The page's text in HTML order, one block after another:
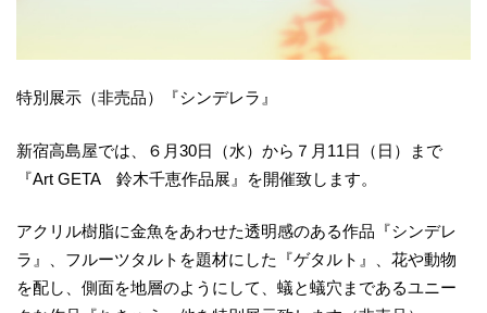
特別展示（非売品）『シンデレラ』
新宿高島屋では、６月30日（水）から７月11日（日）まで
『Art GETA 鈴木千恵作品展』を開催致します。
アクリル樹脂に金魚をあわせた透明感のある作品『シンデレ
ラ』、フルーツタルトを題材にした『ゲタルト』、花や動物
を配し、側面を地層のようにして、蟻と蟻穴まであるユニー